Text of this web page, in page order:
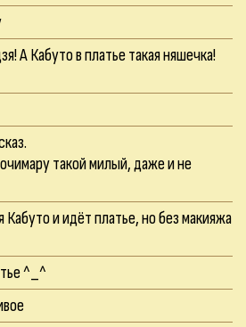
А Кабуто в платье такая няшечка!
такой милый, даже и не
Кабуто и идёт платье, но без макияжа
^_^